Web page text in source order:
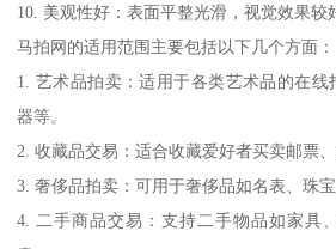
10. 美观性好：表面平整光滑，视觉效果较
马拍网的适用范围主要包括以下几个方面：
1. 艺术品拍卖：适用于各类艺术品的在线
器等。
2. 收藏品交易：适合收藏爱好者买卖邮票
3. 奢侈品拍卖：可用于奢侈品如名表、珠宝
4. 二手商品交易：支持二手物品如家具